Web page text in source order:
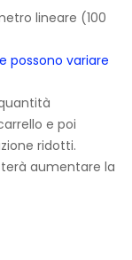
lineare (100
possono variare
e poi
ridotti.
aumentare la